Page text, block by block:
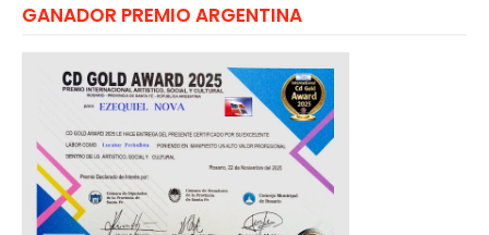
GANADOR PREMIO ARGENTINA